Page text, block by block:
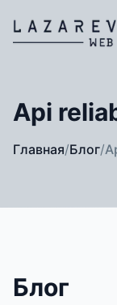
Api
Главная/Блог/
Блог